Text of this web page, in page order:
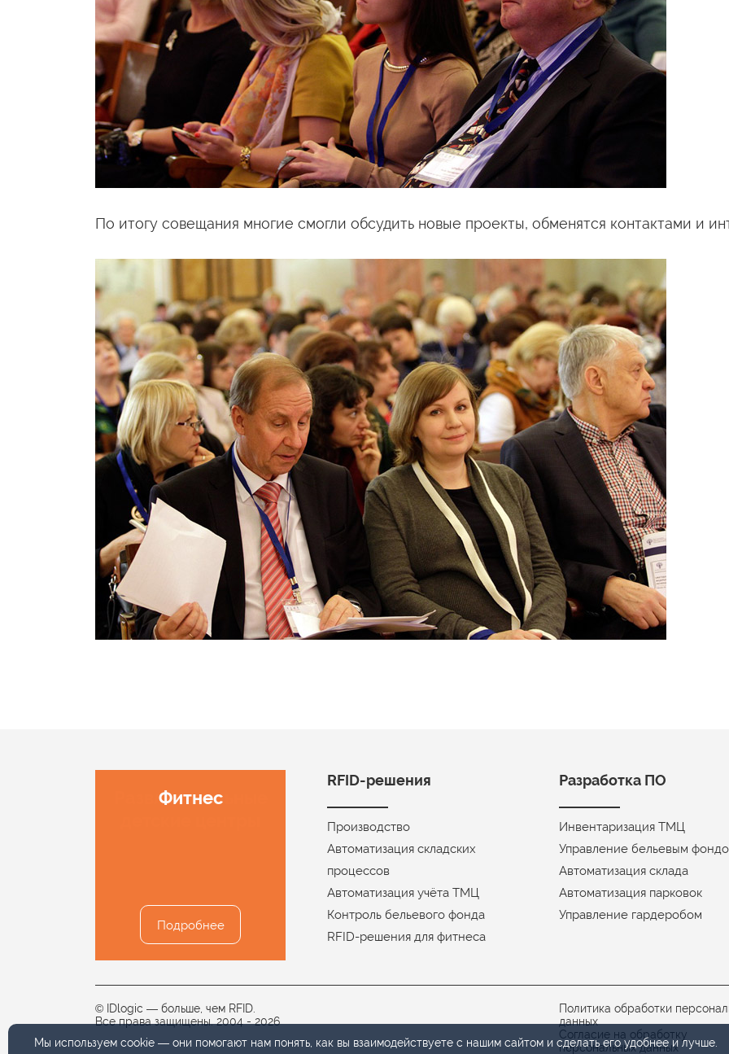
По итогу совещания многие смогли обсудить новые проекты, обменятся контактами и
Развлекательные
Подробнее
Фитнес
Подробнее
RFID-решения
Производство
Автоматизация складских
процессов
Автоматизация учёта ТМЦ
Контроль бельевого фонда
RFID-решения для фитнеса
Разработка ПО
Инвентаризация ТМЦ
Управление бельевым
Автоматизация склада
Автоматизация парковок
Управление гардеробом
© IDlogic — больше, чем RFID.
Все права защищены. 2004 -2026
Политика обработки
данных
Согласие на обработку
персональных данных
Мы используем cookie — они помогают нам понять, как вы взаимодействуете с нашим сайтом и сделатьего удобнееи лучше.